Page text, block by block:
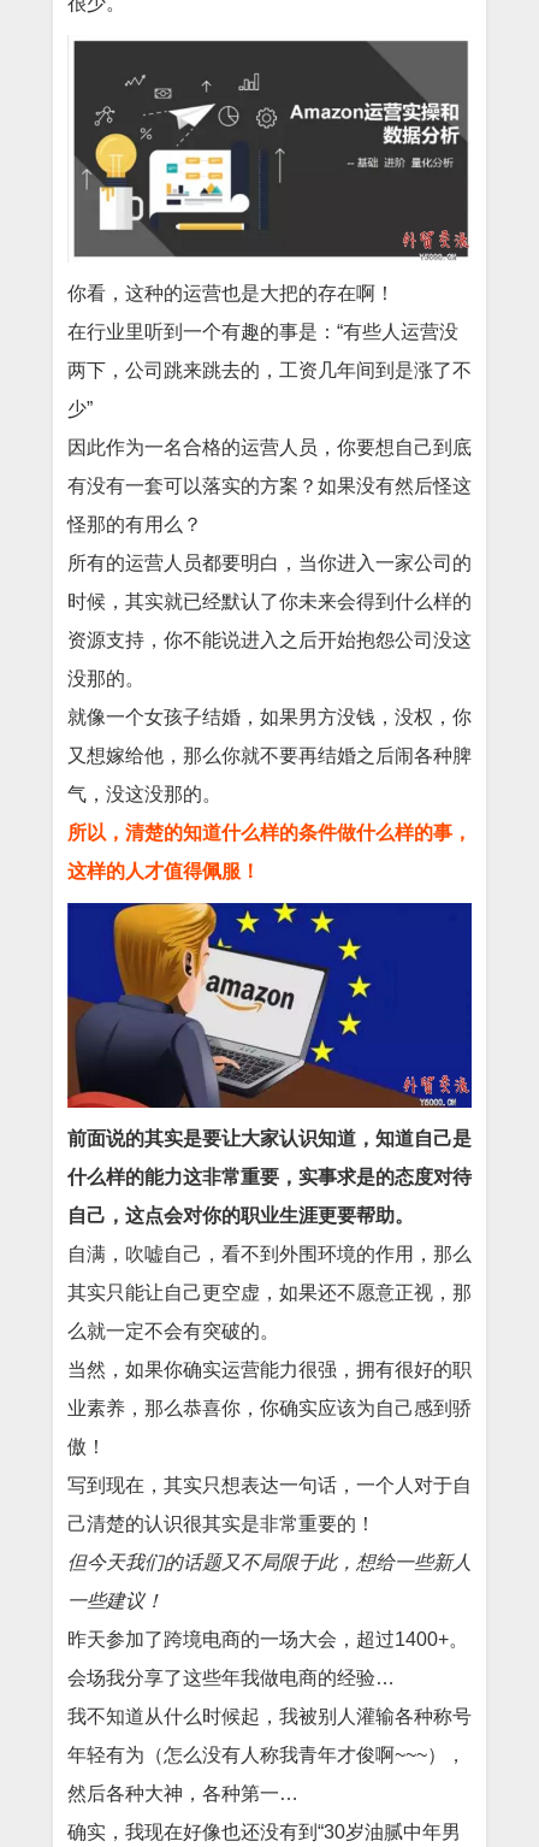
你看，这种的运营也是大把的存在啊！
在行业里听到一个有趣的事是：“有些人运营没
两下，公司跳来跳去的，工资几年间到是涨了不
少”
因此作为一名合格的运营人员，你要想自己到底
有没有一套可以落实的方案？如果没有然后怪这
怪那的有用么？
所有的运营人员都要明白，当你进入一家公司的
时候，其实就已经默认了你未来会得到什么样的
资源支持，你不能说进入之后开始抱怨公司没这
没那的。
就像一个女孩子结婚，如果男方没钱，没权，你
又想嫁给他，那么你就不要再结婚之后闹各种脾
气，没这没那的。
所以，清楚的知道什么样的条件做什么样的事，
这样的人才值得佩服！
前面说的其实是要让大家认识知道，知道自己是
什么样的能力这非常重要，实事求是的态度对待
自己，这点会对你的职业生涯更要帮助。
自满，吹嘘自己，看不到外围环境的作用，那么
其实只能让自己更空虚，如果还不愿意正视，那
么就一定不会有突破的。
当然，如果你确实运营能力很强，拥有很好的职
业素养，那么恭喜你，你确实应该为自己感到骄
傲！
写到现在，其实只想表达一句话，一个人对于自
己清楚的认识很其实是非常重要的！
但今天我们的话题又不局限于此，想给一些新人
一些建议！
昨天参加了跨境电商的一场大会，超过1400+。
会场我分享了这些年我做电商的经验…
我不知道从什么时候起，我被别人灌输各种称号
年轻有为（怎么没有人称我青年才俊啊~~~），
然后各种大神，各种第一…
确实，我现在好像也还没有到“30岁油腻中年男